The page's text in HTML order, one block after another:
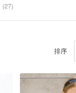
(27)
排序